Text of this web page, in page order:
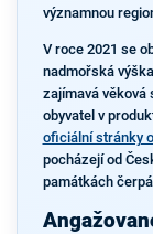
významnou
V roce 2021 se
nadmořská
zajímavá věková
obyvatel v
oficiální stránky
pocházejí od
památkách